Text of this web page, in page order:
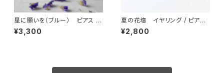
星に願いを（ブルー） ピアス /
ノンホールピアス / イヤリング
¥3,300
夏の花壇 イヤリング / ピアス
/ ノンホールピアス
¥2,800